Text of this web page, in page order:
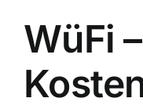
WüFi –